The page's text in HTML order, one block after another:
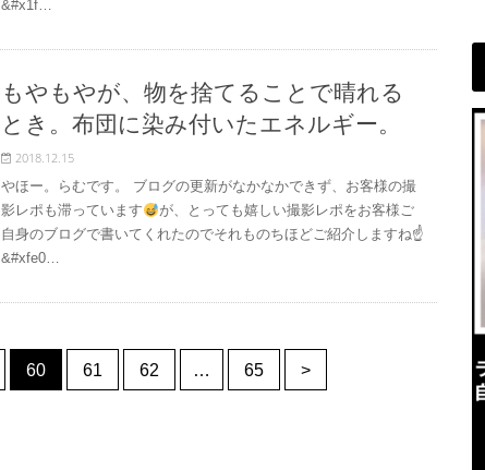
&#x1f…
もやもやが、物を捨てることで晴れる
とき。布団に染み付いたエネルギー。
2018.12.15
やほー。らむです。 ブログの更新がなかなかできず、お客様の撮
影レポも滞っています
が、とっても嬉しい撮影レポをお客様ご
自身のブログで書いてくれたのでそれものちほどご紹介しますね☝
&#xfe0…
60 61 62 … 65 >